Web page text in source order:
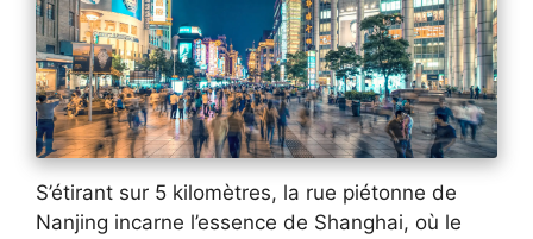
S’étirant sur 5 kilomètres, la rue piétonne de
Nanjing incarne l’essence de Shanghai, où le